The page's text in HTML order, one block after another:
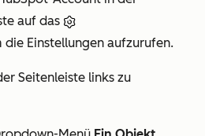
auf das
die Einstellungen aufzurufen.
Seitenleiste links zu